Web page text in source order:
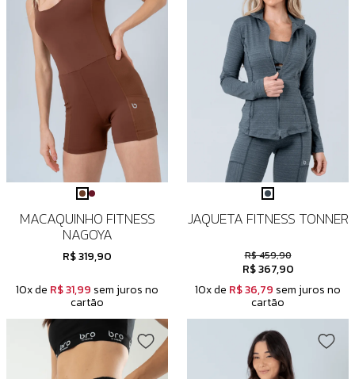
MACAQUINHO FITNESS
NAGOYA
R$ 319,90
10x de R$ 31,99 sem juros no
cartão
JAQUETA FITNESS TONNER
R$ 459,90
R$ 367,90
10x de R$ 36,79 sem juros no
cartão